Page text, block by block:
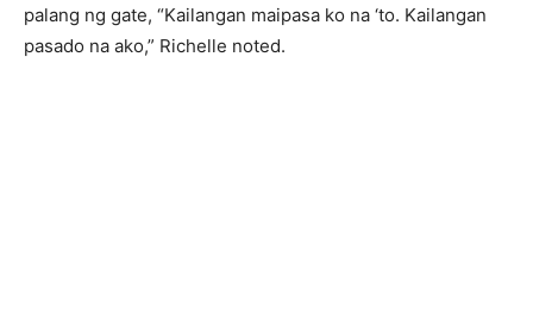
palang ng gate, “Kailangan maipasa ko na ‘to. Kailangan
pasado na ako,” Richelle noted.